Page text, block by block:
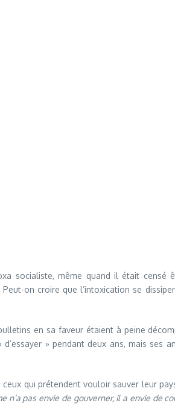
socialiste, même quand il était censé
on croire que l’intoxication se
en sa faveur étaient à peine
» pendant deux ans, mais ses
qui prétendent vouloir sauver leur
n’a pas envie de gouverner, il a envie de